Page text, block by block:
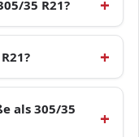
35 R21?
als 305/35